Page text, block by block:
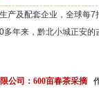
及配套企业，全球每7
年来，黔北小城正安
公司：600亩春茶采摘